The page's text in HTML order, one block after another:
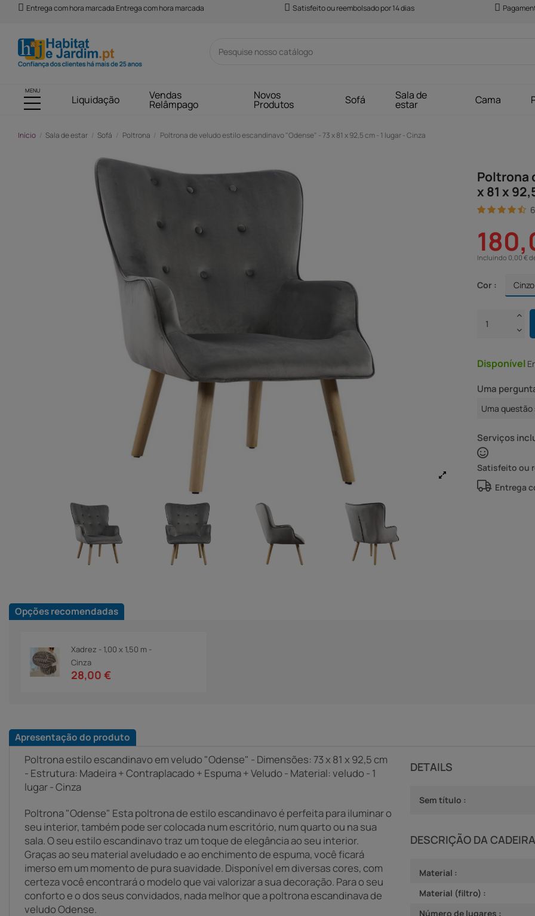
Entrega com hora marcada Entrega com hora marcada Satisfeito ou reembolsado por 14 dias
MENU
Liquidação Vendas
Relâmpago
Novos
Produtos Sofá Sala de
estar Cama
Início Sala de estar Sofá Poltrona Poltrona de veludo estilo escandinavo "Odense" - 73 x 81 x 92,5 cm - 1 lugar - Cinza
Poltrona
x 81 x
Incluindo 0,00 €
Cor :
Disponível
Uma
Uma
Serviços
Satisfeito ou
Entrega
Opções recomendadas
Xadrez - 1,00 x 1,50 m -
Cinza
28,00 €
Apresentação do produto
Poltrona estilo escandinavo em veludo "Odense" - Dimensões: 73 x 81 x 92,5 cm
- Estrutura: Madeira + Contraplacado + Espuma + Veludo - Material: veludo - 1
lugar - Cinza
Poltrona "Odense" Esta poltrona de estilo escandinavo é perfeita para iluminar o
seu interior, também pode ser colocada num escritório, num quarto ou na sua
sala. O seu estilo escandinavo traz um toque de elegância ao seu interior.
Graças ao seu material aveludado e ao enchimento de espuma, você ficará
imerso em um momento de pura suavidade. Disponível em diversas cores, com
certeza você encontrará o modelo que vai valorizar a sua decoração. Para o seu
conforto e o dos seus convidados, nada melhor que a poltrona escandinava de
veludo Odense.
DETAILS
Sem título :
DESCRIÇÃO DA CADEIRA
Material :
Material (filtro) :
Número de lugares :